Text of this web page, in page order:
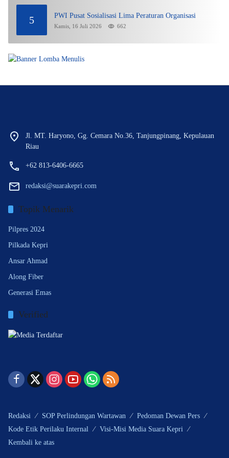
5 PWI Pusat Sosialisasi Lima Peraturan Organisasi
Kamis, 16 Juli 2026 662
Jl. MT. Haryono, Gg. Cemara No.36, Tanjungpinang, Kepulauan
Riau
+62 813-6406-6665
redaksi@suarakepri.com
Topik Menarik
Pilpres 2024
Pilkada Kepri
Ansar Ahmad
Along Fiber
Generasi Emas
Verified
Redaksi SOP Perlindungan Wartawan
Pedoman Dewan Pers
Kode Etik Perilaku Internal
Visi-Misi Media Suara Kepri
Kembali ke atas